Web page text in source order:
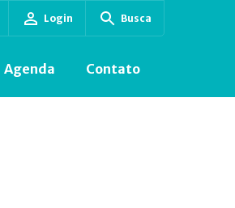
Login Busca
Agenda Contato